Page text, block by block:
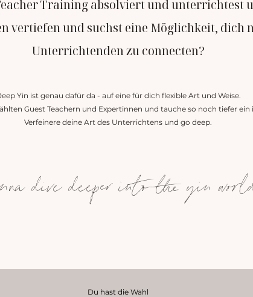
Training absolviert und unterrichtest
vertiefen und suchst eine Möglichkeit, dich
Unterrichtenden zu connecten?
Yin ist genau dafür da - auf eine für dich flexible Art und Weise.
Guest Teachern und Expertinnen und tauche so noch tiefer ein
Verfeinere deine Art des Unterrichtens und go deep.
dive deeper into the yin
Du hast die Wahl